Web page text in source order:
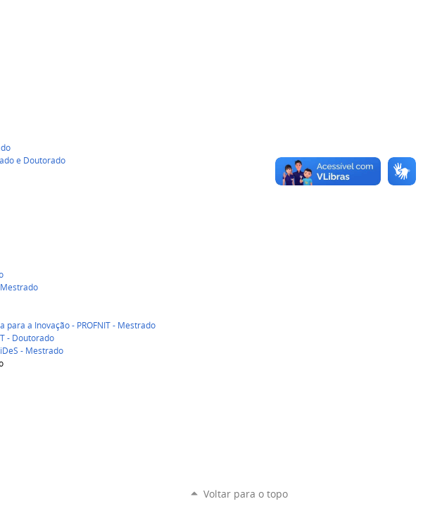
e Doutorado
Mestrado
a Inovação - PROFNIT - Mestrado
- Doutorado
- Mestrado
Voltar para o topo